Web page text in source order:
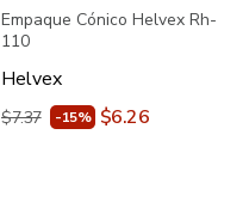
Empaque Cónico Helvex Rh-
110
Helvex
$7.37 -15% $6.26